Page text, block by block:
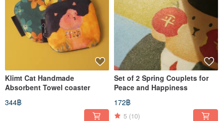
Klimt Cat Handmade
Absorbent Towel coaster
344฿
Set of 2 Spring Couplets for
Peace and Happiness
172฿
5 (10)